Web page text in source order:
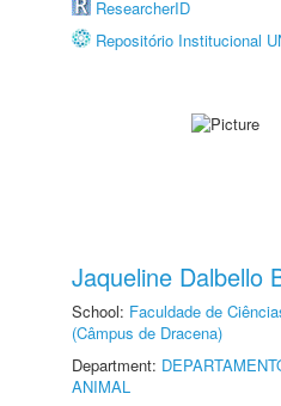
ResearcherID
Repositório Institucional
Jaqueline Dalbello
School: Faculdade de
(Câmpus de Dracena)
Department:
ANIMAL